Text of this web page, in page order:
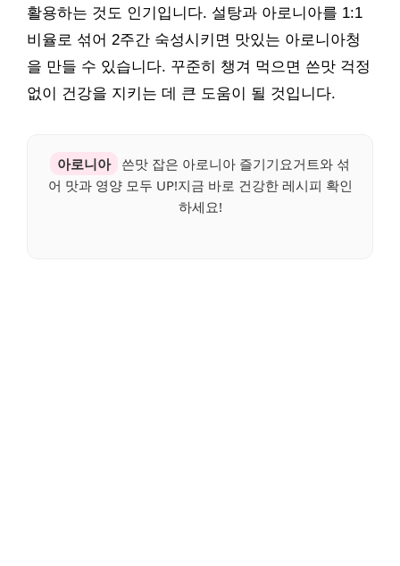
활용하는 것도 인기입니다. 설탕과 아로니아를 1:1
비율로 섞어 2주간 숙성시키면 맛있는 아로니아청
을 만들 수 있습니다. 꾸준히 챙겨 먹으면 쓴맛 걱정
없이 건강을 지키는 데 큰 도움이 될 것입니다.
아로니아
쓴맛 잡은 아로니아 즐기기요거트와 섞
어 맛과 영양 모두 UP!지금 바로 건강한 레시피 확인
하세요!